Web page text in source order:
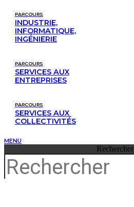
PARCOURS
INDUSTRIE,
INFORMATIQUE,
INGÉNIERIE
PARCOURS
SERVICES AUX
ENTREPRISES
PARCOURS
SERVICES AUX
COLLECTIVITÉS
MENU
Rechercher